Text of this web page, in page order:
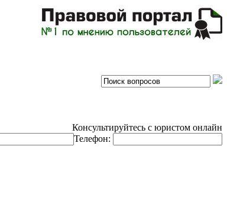
Консультируйтесь с юристом онлайн
Телефон: